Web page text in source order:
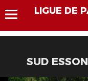
LIGUE DE
SUD